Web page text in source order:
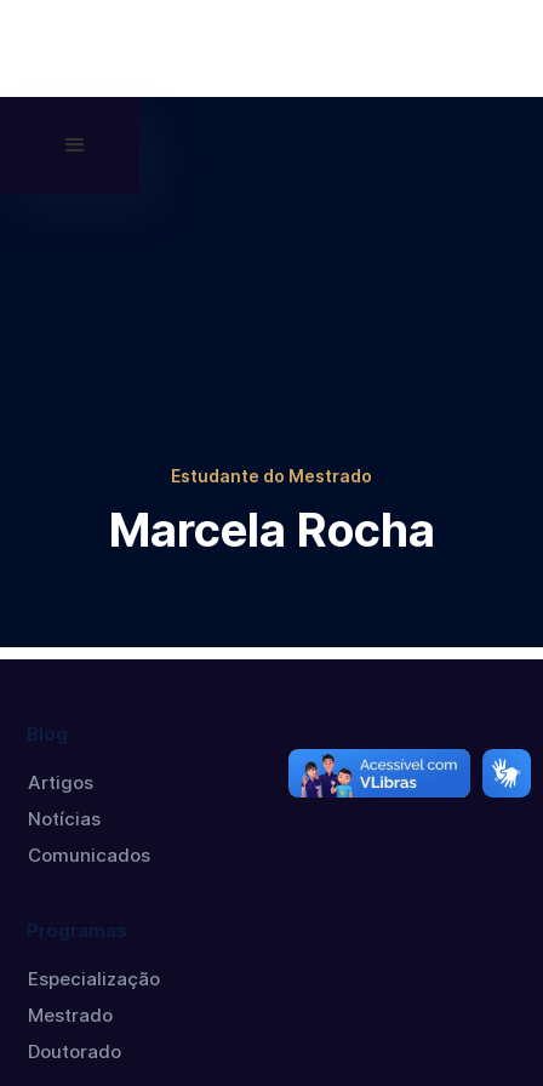
Estudante do Mestrado
Marcela Rocha
Blog
Artigos
Notícias
Comunicados
Programas
Especialização
Mestrado
Doutorado